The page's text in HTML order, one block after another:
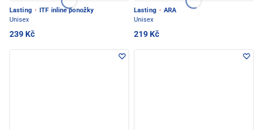
Lasting ·
ITF inline ponožky
Unisex
239 Kč
Lasting · ARA
Unisex
219 Kč